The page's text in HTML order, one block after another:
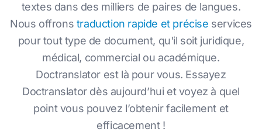
textes dans des milliers de paires de langues.
Nous offrons traduction rapide et précise services
pour tout type de document, qu'il soit juridique,
médical, commercial ou académique.
Doctranslator est là pour vous. Essayez
Doctranslator dès aujourd’hui et voyez à quel
point vous pouvez l’obtenir facilement et
efficacement !